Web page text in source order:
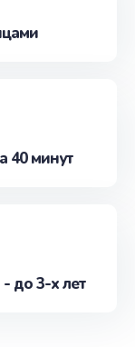
40 минут
- до 3-х лет